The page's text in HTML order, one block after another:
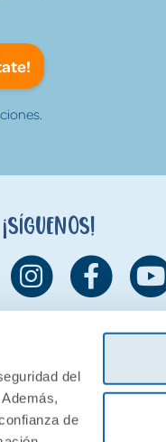
del
de
¡Síguenos!